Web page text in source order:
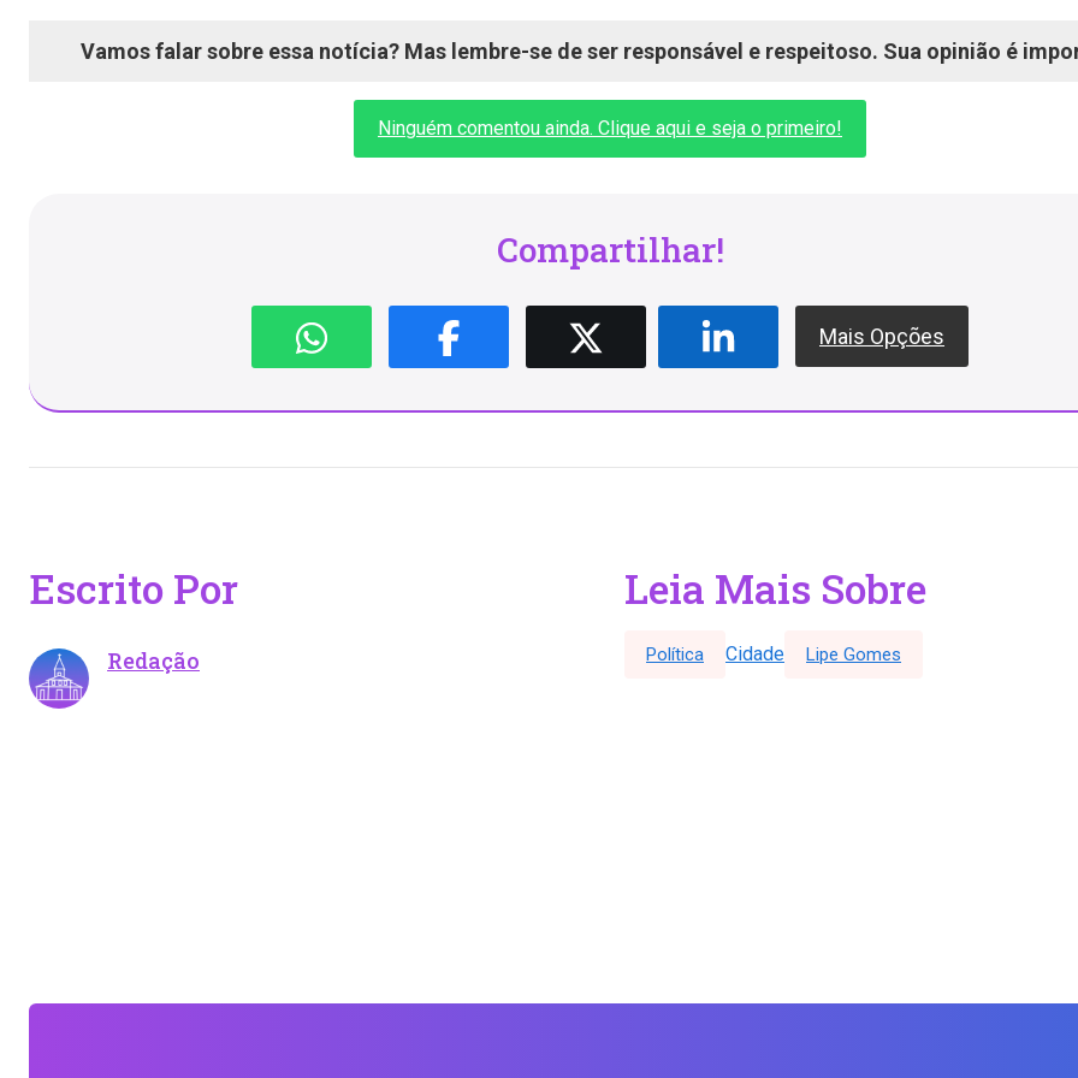
Vamos falar sobre essa notícia? Mas lembre-se de ser responsável e respeitoso. Sua opinião é
Ninguém comentou ainda. Clique aqui e seja o primeiro!
Compartilhar!
Mais Opções
Escrito Por
Redação
Leia Mais Sobre
Política Cidade Lipe Gomes